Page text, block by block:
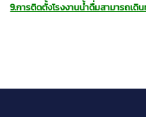
9.การติดตั้งโรงงานน้ำดื่มสามารถเดิน